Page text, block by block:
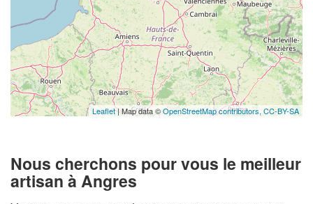
Leaflet| Map data ©OpenStreetMap contributors, CC-BY-SA
Nous cherchons pour vous le meilleur
artisan à Angres